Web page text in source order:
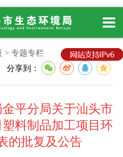
> 专题专栏
分享到：
平分局关于汕头市
料制品加工项目环
的批复及公告